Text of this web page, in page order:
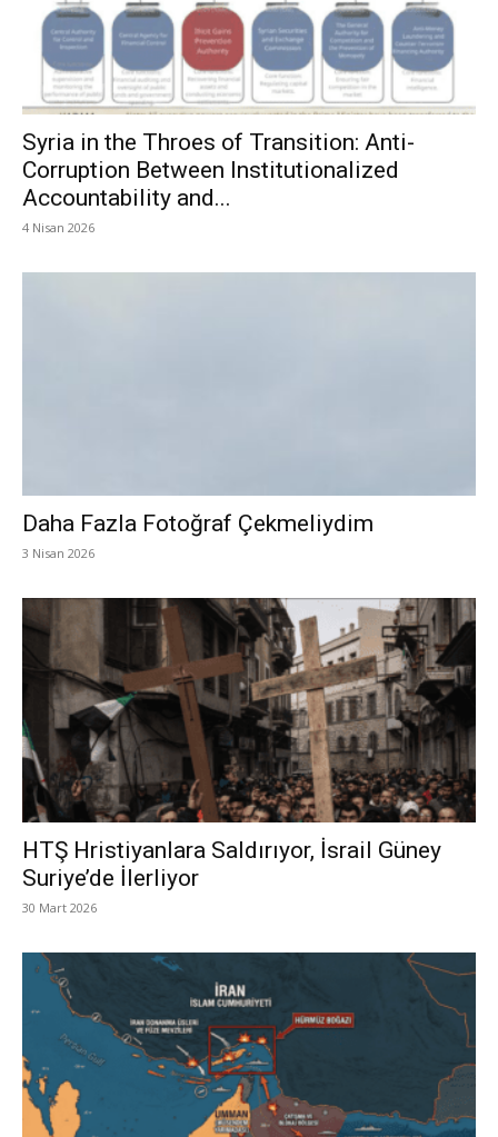
Syria in the Throes of Transition: Anti-
Corruption Between Institutionalized
Accountability and...
4 Nisan 2026
Daha Fazla Fotoğraf Çekmeliydim
3 Nisan 2026
HTŞ Hristiyanlara Saldırıyor, İsrail Güney
Suriye’de İlerliyor
30 Mart 2026